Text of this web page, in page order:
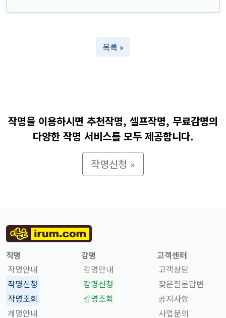
목록 »
작명을 이용하시면 추천작명, 셀프작명, 무료감명의
다양한 작명 서비스를 모두 제공합니다.
작명신청 »
작명
작명안내
작명신청
작명조회
개명안내
감명
감명안내
감명신청
감명조회
고객센터
고객상담
잦은질문답변
공지사항
사업문의